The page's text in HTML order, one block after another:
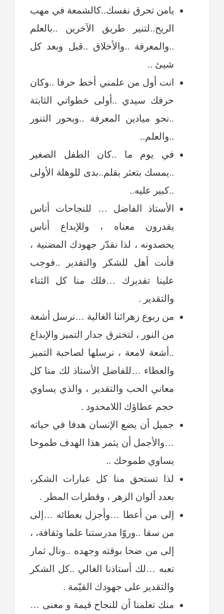
يامن تحرق نفسك..كالشمعة في مهب
الريح..لتنير طريق الآخرين ..بالعلم
..والمعرفة ..والأخلاق ..قبل وبعد كل
شيئ ..
انت أول من علمني أخط حرفا ..وكان
حرفك سيدي ..أولى خطواتي الثابتة
..نحو ميادين المعرفة ..وبحور التنور
..والعلم..
في يوم ما ..كان الطفل الصغير
..يمسك بتعثر بقلم..بدى للوهلة الأولى
..كبير عليه..
الأستاذ الفاضل … للنجاحات أناس
يقدرون معناه ، وللإبداع أناس
يحصدونه ، لذا نقدّر جهودك المضنية ،
فأنت أهل للشكر والتقدير ..فوجب
علينا تقديرك …فلك منا كل الثناء
والتقدير .
من ربوع زهرائنا الغالية …نرسل أشعة
من النور ، لتخترق جدار التميز والإبداع
..أشعة لامعة ، نرسلها لصاحبة التميز
والعطاء …للفاضل الأستاذ لك منا كل
معاني الحب والتقدير ، والذي يساوي
حجم عطاؤك اللامحدود .
جميل أن يضع الإنسان هدفا في حياته
…والأجمل أن يثمر هذا الهدف طموحا
يساوي طموحك ..
لذا تستحق منا كل عبارات الشكر،
بعدد ألوان الزهر ، وقطرات المطر .
إلى من أعطا …وأجزل بعطائه …إلى
من سقا ..وروّا مدرستنا علما وثقافة، ،
إلى من ضحا بوقته وجهده ..ونال ثمار
تعبه …لك أستاذنا الغالي ..كل الشكر
والتقدير على جهودك القيّمة .
منك تعلمنا أن للنجاح قيمة و معنى …